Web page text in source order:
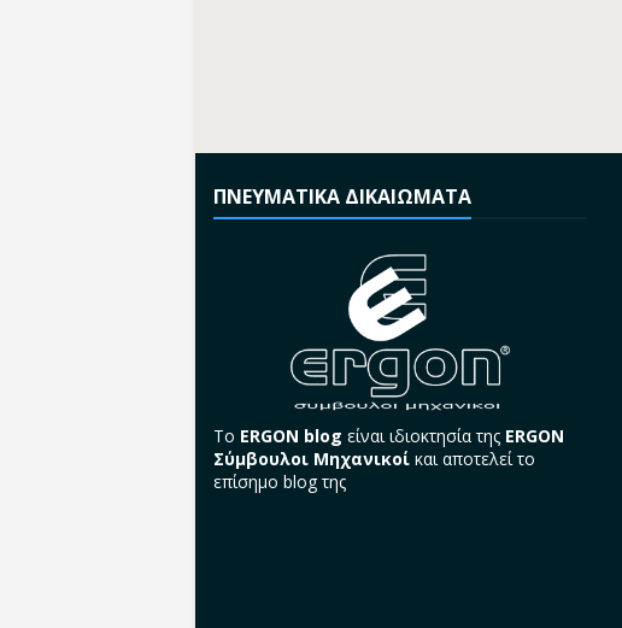
ΠΝΕΥΜΑΤΙΚΑ ΔΙΚΑΙΩΜΑΤΑ
Το ERGON blog είναι ιδιοκτησία της ERGON
Σύμβουλοι Μηχανικοί και αποτελεί το
επίσημο blog της